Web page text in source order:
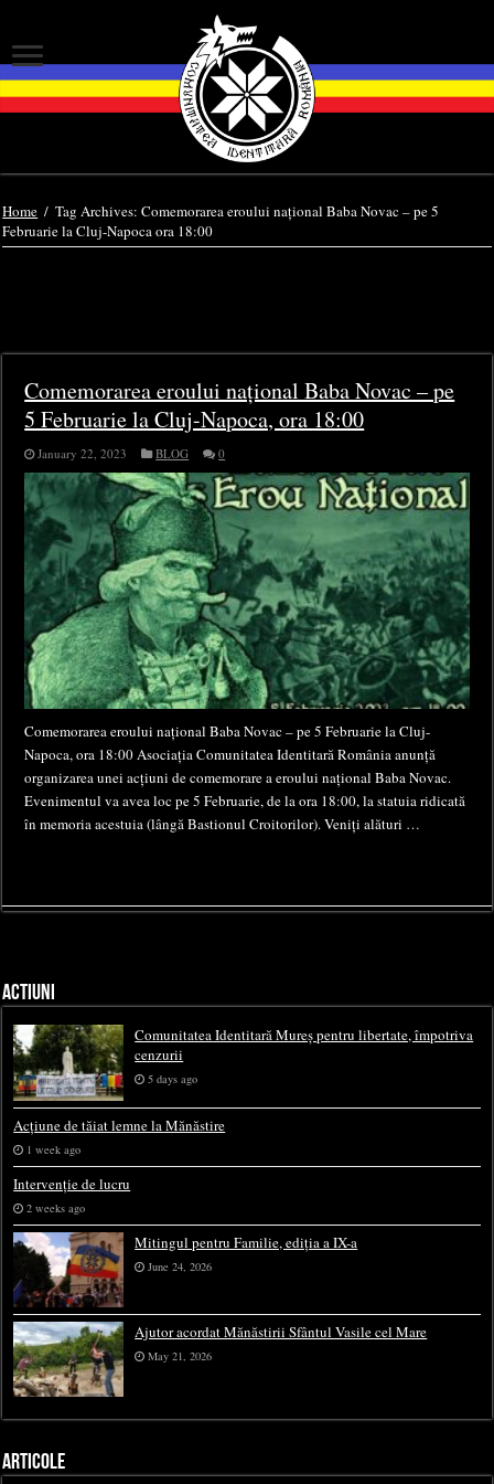
Home / Tag Archives: Comemorarea eroului național Baba Novac – pe 5
Februarie la Cluj-Napoca ora 18:00
Comemorarea eroului național Baba Novac – pe
5 Februarie la Cluj-Napoca, ora 18:00
January 22, 2023 BLOG 0
Comemorarea eroului național Baba Novac – pe 5 Februarie la Cluj-
Napoca, ora 18:00 Asociația Comunitatea Identitară România anunță
organizarea unei acțiuni de comemorare a eroului național Baba Novac.
Evenimentul va avea loc pe 5 Februarie, de la ora 18:00, la statuia ridicată
în memoria acestuia (lângă Bastionul Croitorilor). Veniți alături …
ACTIUNI
Comunitatea Identitară Mureș pentru libertate, împotriva
cenzurii
5 days ago
Acțiune de tăiat lemne la Mănăstire
1 week ago
Intervenție de lucru
2 weeks ago
Mitingul pentru Familie, ediția a IX-a
June 24, 2026
Ajutor acordat Mănăstirii Sfântul Vasile cel Mare
May 21, 2026
ARTICOLE